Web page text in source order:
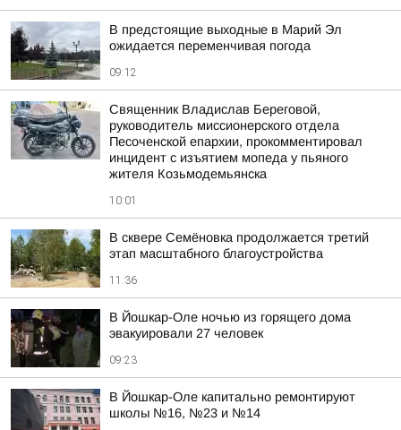
В предстоящие выходные в Марий Эл
ожидается переменчивая погода
09:12
Священник Владислав Береговой,
руководитель миссионерского отдела
Песоченской епархии, прокомментировал
инцидент с изъятием мопеда у пьяного
жителя Козьмодемьянска
10:01
В сквере Семёновка продолжается третий
этап масштабного благоустройства
11:36
В Йошкар-Оле ночью из горящего дома
эвакуировали 27 человек
09:23
В Йошкар-Оле капитально ремонтируют
школы №16, №23 и №14